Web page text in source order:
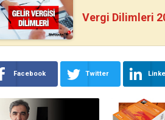
Vergi Dilimleri
Facebook Twitter